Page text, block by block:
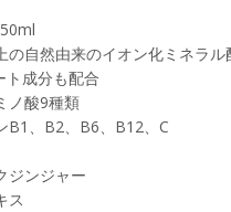
の自然由来のイオン化ミネラル
ト成分も配合
ノ酸9種類
B1、B2、B6、B12、C
ジンジャー
ス